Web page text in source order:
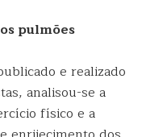
pulmões
e realizado
analisou-se a
físico e a